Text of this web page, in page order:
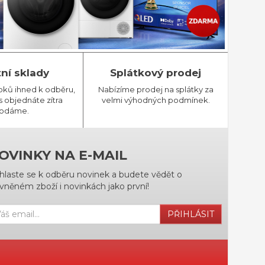
sklady
ihned k odběru,
objednáte zítra
Splátkový prodej
Nabízíme prodej na splátky za
velmi výhodných podmínek.
NA E-MAIL
se k odběru novinek a budete vědět o
zboží i novinkách jako první!
PŘIHLÁSIT